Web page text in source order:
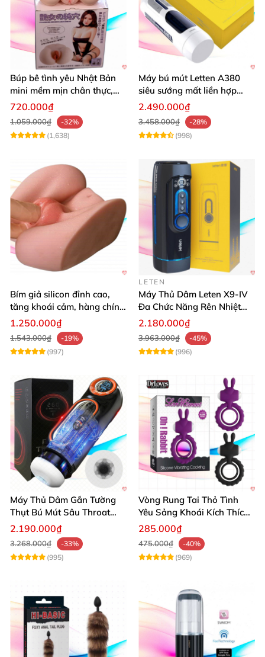
Búp bê tình yêu Nhật Bản
mini mềm mịn chân thực,
mông tròn quyến rũ
720.000₫
1.059.000₫
-32%
(1,638)
Máy bú mút Letten A380
siêu sướng mất liền hợp
chói
2.490.000₫
3.458.000₫
-28%
(998)
Bím giả silicon đỉnh cao,
tăng khoái cảm, hàng chính
hãng SHP1391
1.250.000₫
1.543.000₫
-19%
(997)
LETEN
Máy Thủ Dâm Leten X9-IV
Đa Chức Năng Rên Nhiệt
Bật Đỉnh
2.180.000₫
3.963.000₫
-45%
(996)
Máy Thủ Dâm Gắn Tường
Thụt Bú Mút Sâu Throat
Cao Cấp
2.190.000₫
3.268.000₫
-33%
(995)
Vòng Rung Tai Thỏ Tình
Yêu Sảng Khoái Kích Thích
Mạnh
285.000₫
475.000₫
-40%
(969)